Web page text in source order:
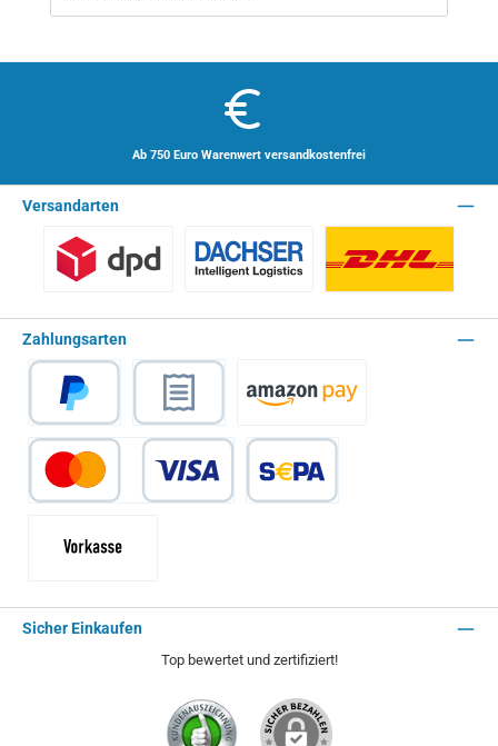
Ab 750 Euro Warenwert versandkostenfrei
Versandarten
Zahlungsarten
PayPal Rechnungskauf Amazon Pay
Sicher Einkaufen
Top bewertet und zertifiziert!